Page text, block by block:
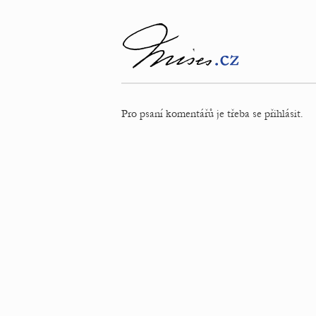
Pro psaní komentářů je třeba se přihlásit.